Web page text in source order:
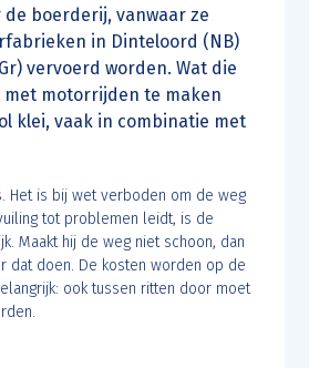
boerderij, vanwaar ze
in Dinteloord (NB)
vervoerd worden. Wat die
met motorrijden te maken
klei, vaak in combinatie met
Het is bij wet verboden om de weg
tot problemen leidt, is de
Maakt hij de weg niet schoon, dan
dat doen. De kosten worden op de
ook tussen ritten door moet